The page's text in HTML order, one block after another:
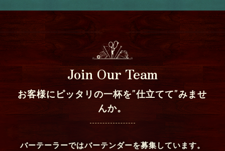
Join Our Team
お客様にピッタリの一杯を”仕立てて”みませ
んか。
バーテーラーではバーテンダーを募集しています。